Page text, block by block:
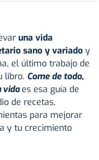
una vida
sano y variado y
el último trabajo de
libro. Come de todo,
vida es esa guía de
de recetas,
para mejorar
y tu crecimiento